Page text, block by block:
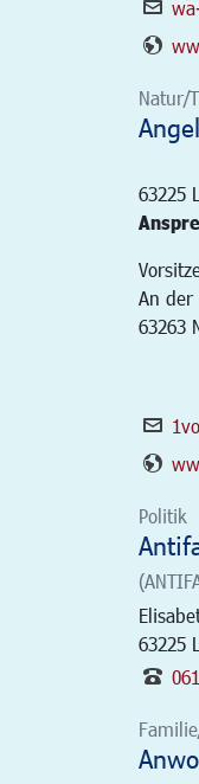
Natur/
63225
An der
63263
Politik
63225